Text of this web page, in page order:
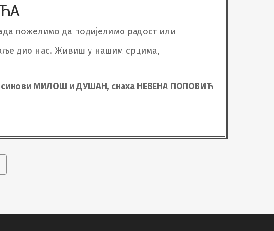
пожелимо да подијелимо радост или
дио нас. Живиш у нашим срцима,
синови МИЛОШ и ДУШАН, снаха НЕВЕНА ПОПОВИЋ